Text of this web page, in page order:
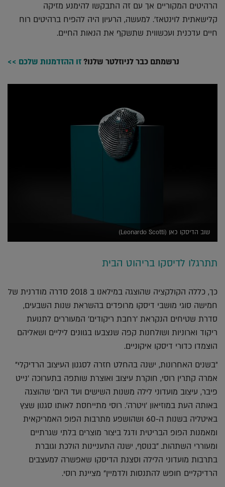
הרהיטים המקוריים אך עם זה התבקשו להימנע מזיקה
קלישאתית לוינטאז'. למעשה, הרעיון היה להפיח ברהיטים רוח
חיים עדכנית ועכשווית שתשקף את הנאות החיים.
נרשמתם כבר לניוזלטר שלנו?זו ההזדמנות שלכם >>
שוב הדיסקו כאן (Leonardo Scotti)
תתרגלו לדיסקו בריהוט הבית
כך, כללה הקולקציה שהוצגה במילאנו ב 2018 סדרה מודרנית של
חמישה סוגי מושבי דיסקו מרופדים בהשראת שנות השבעים,
סדרת שטיחים הנקראת 'רחבת ריקודים' המעוררים לתנועת
ריקוד וארוניות ושולחנות קפה שנצבעו בגוונים ליליים ושאליהם
הוצמדו כדורי דיסקו איקוניים.
"בשנים האחרונות, ישנה בהחלט חזרה לסגנון העיצוב הרדיקלי"
אמרה קתרין רוסי, חוקרת עיצוב ואוצרת שותפה בתערוכה 'נייט
פיבר, עיצוב מועדוני לילה משנות השישים ועד היום' שהוצגה
באותה העת במוזיאון 'ויטרה'. רוסי מתייחסת לאותו סגנון שצץ
באיטליה בשנות ה-60 ושהושפע מתרבות הפופ האמריקאית
ומאמנות הפופ הבריטית ודגל ביצור מוצרים בלתי שגרתיים
ומעוררי השתהות. "בנוסף, ישנה התעניינות הולכת וגוברת
בתרבות מועדוני הלילה וסצנת הדיסקו שאפשרה למעצבים
הרדיקליים חופש להתנסות ולדמיין" מציינת רוסי.